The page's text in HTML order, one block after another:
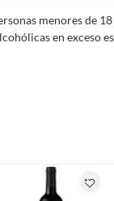
menores de 18
en exceso es